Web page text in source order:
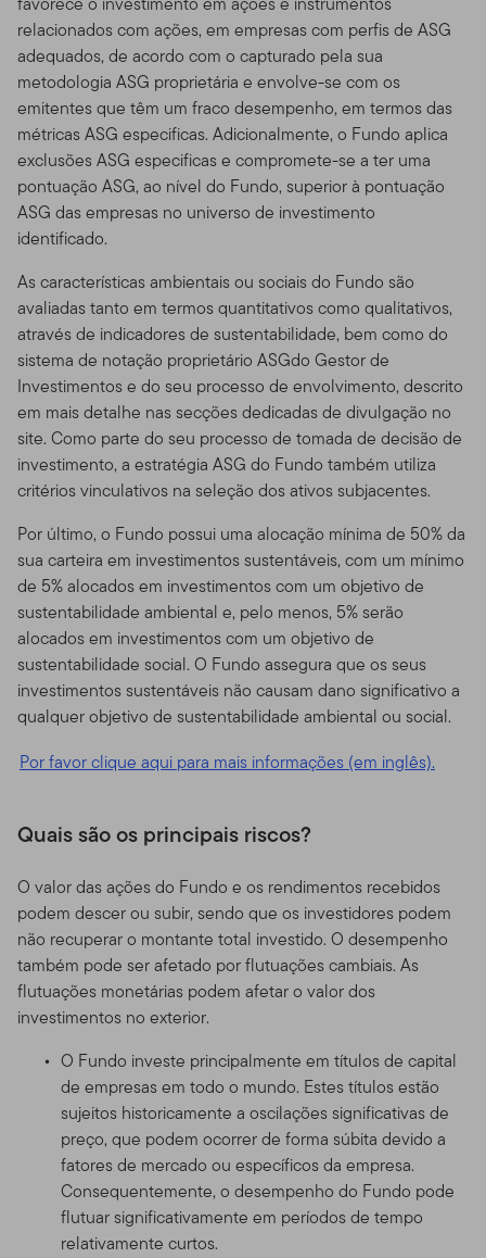
relacionados com ações, em empresas com perfis de ASG
adequados, de acordo com o capturado pela sua
metodologia ASG proprietária e envolve-se com os
emitentes que têm um fraco desempenho, em termos das
métricas ASG especificas. Adicionalmente, o Fundo aplica
exclusões ASG especificas e compromete-se a ter uma
pontuação ASG, ao nível do Fundo, superior à pontuação
ASG das empresas no universo de investimento
identificado.
As características ambientais ou sociais do Fundo são
avaliadas tanto em termos quantitativos como qualitativos,
através de indicadores de sustentabilidade, bem como do
sistema de notação proprietário ASGdo Gestor de
Investimentos e do seu processo de envolvimento, descrito
em mais detalhe nas secções dedicadas de divulgação no
site. Como parte do seu processo de tomada de decisão de
investimento, a estratégia ASG do Fundo também utiliza
critérios vinculativos na seleção dos ativos subjacentes.
Por último, o Fundo possui uma alocação mínima de 50% da
sua carteira em investimentos sustentáveis, com um mínimo
de 5% alocados em investimentos com um objetivo de
sustentabilidade ambiental e, pelo menos, 5% serão
alocados em investimentos com um objetivo de
sustentabilidade social. O Fundo assegura que os seus
investimentos sustentáveis não causam dano significativo a
qualquer objetivo de sustentabilidade ambiental ou social.
Por favor clique aqui para mais informações (em inglês).
Quais são os principais riscos?
O valor das ações do Fundo e os rendimentos recebidos
podem descer ou subir, sendo que os investidores podem
não recuperar o montante total investido. O desempenho
também pode ser afetado por flutuações cambiais. As
flutuações monetárias podem afetar o valor dos
investimentos no exterior.
O Fundo investe principalmente em títulos de capital
de empresas em todo o mundo. Estes títulos estão
sujeitos historicamente a oscilações significativas de
preço, que podem ocorrer de forma súbita devido a
fatores de mercado ou específicos da empresa.
Consequentemente, o desempenho do Fundo pode
flutuar significativamente em períodos de tempo
relativamente curtos.